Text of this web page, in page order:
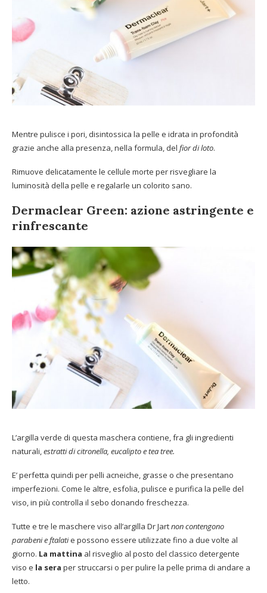
Mentre pulisce i pori, disintossica la pelle e idrata in profondità
grazie anche alla presenza, nella formula, del fior di loto.
Rimuove delicatamente le cellule morte per risvegliare la
luminosità della pelle e regalarle un colorito sano.
Dermaclear Green: azione astringente e
rinfrescante
L’argilla verde di questa maschera contiene, fra gli ingredienti
naturali,estratti di citronella, eucalipto e tea tree.
E’ perfetta quindi per pelli acneiche, grasse o che presentano
imperfezioni. Come le altre, esfolia, pulisce e purifica la pelle del
viso, in più controlla il sebo donando freschezza.
Tutte e tre le maschere viso all’argilla Dr Jartnon contengono
parabeni e ftalatie possono essere utilizzate fino a due volte al
giorno. La mattina al risveglio al posto del classico detergente
viso e la sera per struccarsi o per pulire la pelle prima di andare a
letto.